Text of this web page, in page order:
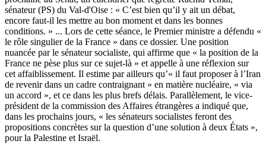
sénateur (PS) du Val-d'Oise : « C’est bien qu’il y ait un débat,
encore faut-il les mettre au bon moment et dans les bonnes
conditions. » ... Lors de cette séance, le Premier ministre a défendu «
le rôle singulier de la France » dans ce dossier. Une position
nuancée par le sénateur socialiste, qui affirme que « la position de la
France ne pèse plus sur ce sujet-là » et appelle à une réflexion sur
cet affaiblissement. Il estime par ailleurs qu’« il faut proposer à l’Iran
de revenir dans un cadre contraignant » en matière nucléaire, « via
un accord », et ce dans les plus brefs délais. Parallèlement, le vice-
président de la commission des Affaires étrangères a indiqué que,
dans les prochains jours, « les sénateurs socialistes feront des
propositions concrètes sur la question d’une solution à deux États »,
pour la Palestine et Israël.